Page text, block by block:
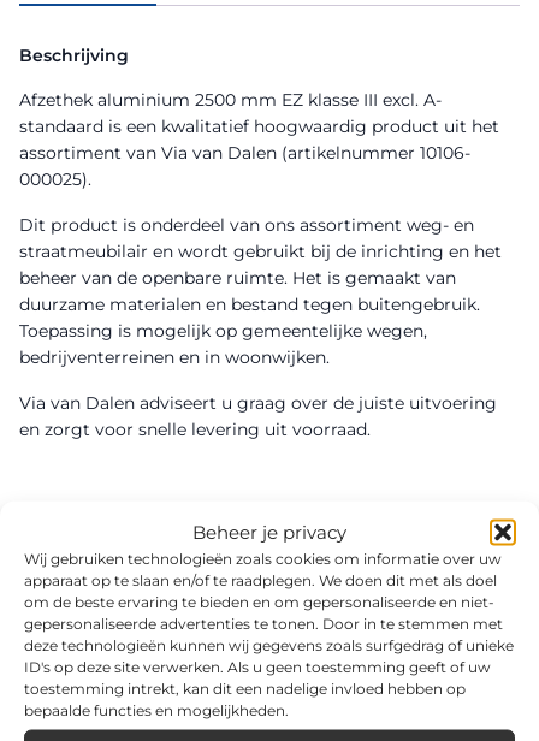
Beheer je privacy
Wij gebruiken technologieën zoals cookies om informatie over uw
apparaat op te slaan en/of te raadplegen. We doen dit met als doel
om de beste ervaring te bieden en om gepersonaliseerde en niet-
gepersonaliseerde advertenties te tonen. Door in te stemmen met
deze technologieën kunnen wij gegevens zoals surfgedrag of unieke
ID's op deze site verwerken. Als u geen toestemming geeft of uw
toestemming intrekt, kan dit een nadelige invloed hebben op
bepaalde functies en mogelijkheden.
Beschrijving
Afzethek aluminium 2500 mm EZ klasse III excl. A-
standaard is een kwalitatief hoogwaardig product uit het
assortiment van Via van Dalen (artikelnummer 10106-
000025).
Dit product is onderdeel van ons assortiment weg- en
straatmeubilair en wordt gebruikt bij de inrichting en het
beheer van de openbare ruimte. Het is gemaakt van
duurzame materialen en bestand tegen buitengebruik.
Toepassing is mogelijk op gemeentelijke wegen,
bedrijventerreinen en in woonwijken.
Via van Dalen adviseert u graag over de juiste uitvoering
en zorgt voor snelle levering uit voorraad.